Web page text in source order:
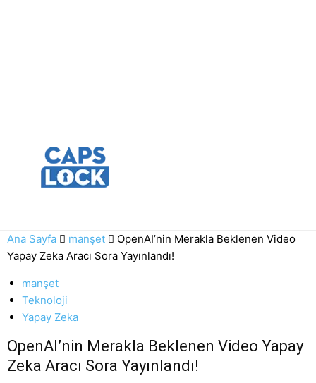
Ana Sayfa manşet
OpenAI’nin Merakla Beklenen Video
Yapay Zeka Aracı Sora Yayınlandı!
manşet
Teknoloji
Yapay Zeka
OpenAI’nin Merakla Beklenen Video Yapay
Zeka Aracı Sora Yayınlandı!